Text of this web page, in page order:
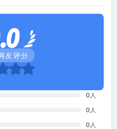
友评分
0 人
0 人
0 人